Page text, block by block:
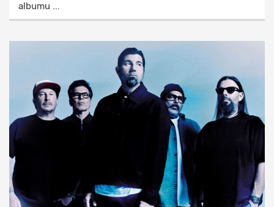
albumu ...